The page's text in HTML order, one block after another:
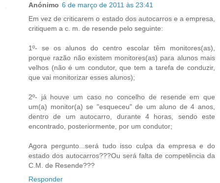
Anónimo 6 de março de 2011 às 23:41
Em vez de criticarem o estado dos autocarros e a empresa,
critiquem a c. m. de resende pelo seguinte:
1º- se os alunos do centro escolar têm monitores(as),
porque razão não existem monitores(as) para alunos mais
velhos (não é um condutor, que tem a tarefa de conduzir,
que vai monitorizar esses alunos);
2º- já houve um caso no concelho de resende em que
um(a) monitor(a) se "esqueceu" de um aluno de 4 anos,
dentro de um autocarro, durante 4 horas, sendo este
encontrado, posteriormente, por um condutor;
Agora pergunto...será tudo isso culpa da empresa e do
estado dos autocarros???Ou será falta de competência da
C.M. de Resende???
Responder